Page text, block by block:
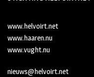
www.helvoirt.net
www.haaren.nu
www.vught.nu
nieuws@helvoirt.net